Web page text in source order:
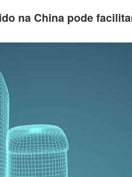
na China pode